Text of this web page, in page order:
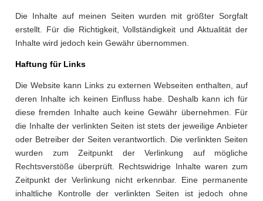
Die Inhalte auf meinen Seiten wurden mit größter Sorgfalt
erstellt. Für die Richtigkeit, Vollständigkeit und Aktualität der
Inhalte wird jedoch kein Gewähr übernommen.
Haftung für Links
Die Website kann Links zu externen Webseiten enthalten, auf
deren Inhalte ich keinen Einfluss habe. Deshalb kann ich für
diese fremden Inhalte auch keine Gewähr übernehmen. Für
die Inhalte der verlinkten Seiten ist stets der jeweilige Anbieter
oder Betreiber der Seiten verantwortlich. Die verlinkten Seiten
wurden zum Zeitpunkt der Verlinkung auf mögliche
Rechtsverstöße überprüft. Rechtswidrige Inhalte waren zum
Zeitpunkt der Verlinkung nicht erkennbar. Eine permanente
inhaltliche Kontrolle der verlinkten Seiten ist jedoch ohne